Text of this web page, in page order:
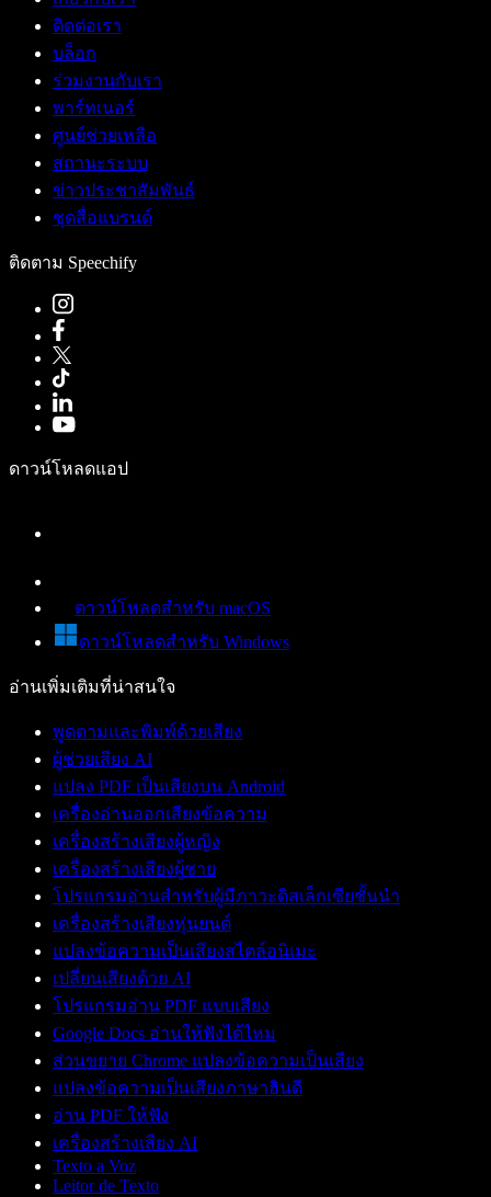
ติดต่อเรา
บล็อก
ร่วมงานกับเรา
พาร์ทเนอร์
ศูนย์ช่วยเหลือ
สถานะระบบ
ข่าวประชาสัมพันธ์
ชุดสื่อแบรนด์
ติดตาม Speechify
ดาวน์โหลดแอป
ดาวน์โหลดสำหรับ macOS
ดาวน์โหลดสำหรับ Windows
อ่านเพิ่มเติมที่น่าสนใจ
พูดตามและพิมพ์ด้วยเสียง
ผู้ช่วยเสียง AI
แปลง PDF เป็นเสียงบน Android
เครื่องอ่านออกเสียงข้อความ
เครื่องสร้างเสียงผู้หญิง
เครื่องสร้างเสียงผู้ชาย
โปรแกรมอ่านสำหรับผู้มีภาวะดิสเล็กเซียชั้นนำ
เครื่องสร้างเสียงหุ่นยนต์
แปลงข้อความเป็นเสียงสไตล์อนิเมะ
เปลี่ยนเสียงด้วย AI
โปรแกรมอ่าน PDF แบบเสียง
Google Docs อ่านให้ฟังได้ไหม
ส่วนขยาย Chrome แปลงข้อความเป็นเสียง
แปลงข้อความเป็นเสียงภาษาฮินดี
อ่าน PDF ให้ฟัง
เครื่องสร้างเสียง AI
Texto a Voz
Leitor de Texto